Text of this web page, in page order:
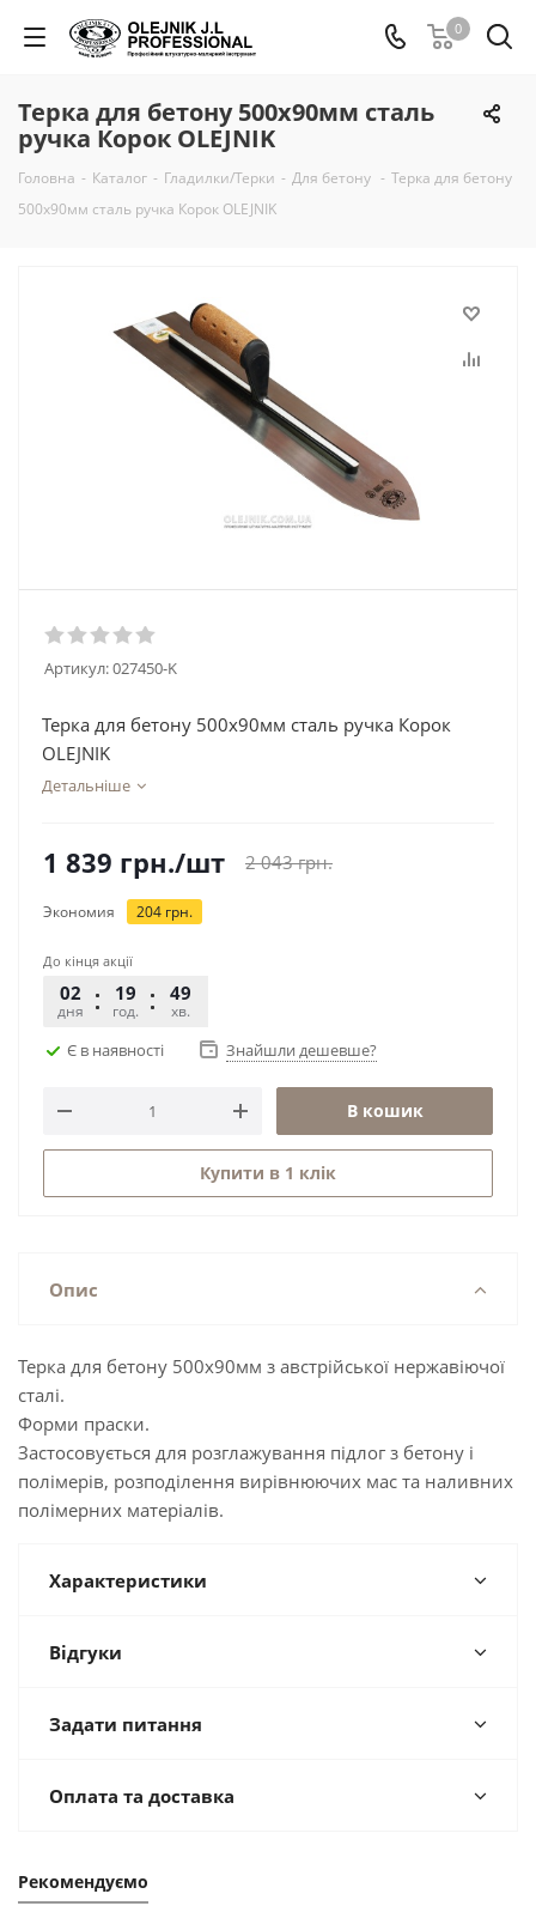
0
Терка для бетону 500х90мм сталь
ручка Корок OLEJNIK
Головна - Каталог - Гладилки/Терки - Для бетону - Терка для бетону
500х90мм сталь ручка Корок OLEJNIK
Артикул:027450-K
Терка для бетону 500х90мм сталь ручка Корок
OLEJNIK
Детальніше
1 839 грн./шт 2 043грн.
Экономия 204 грн.
До кінця акції
02
дня
19
год.
49
хв.
Є в наявності Знайшли дешевше?
В кошик
Купити в 1 клік
Опис
Терка для бетону 500х90мм з австрійської нержавіючої
сталі.
Форми праски.
Застосовується для розглажування підлог з бетону і
полімерів, розподілення вирівнюючих мас та наливних
полімерних матеріалів.
Характеристики
Відгуки
Задати питання
Оплата та доставка
Рекомендуємо